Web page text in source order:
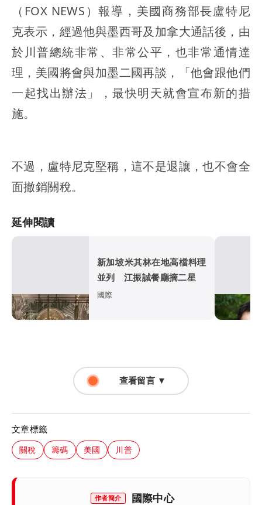
（FOX NEWS）報導，美國商務部長盧特尼
克表示，經過他與墨西哥及加拿大通話後，由
於川普總統非常、非常公平，也非常通情達
理，美國將會與加墨二國再談，「他會跟他們
一起找出辦法」，最快明天就會宣布新的措
施。
不過，盧特尼克堅稱，這不是退讓，也不會全
面撤銷關稅。
延伸閱讀
新加坡米其林在地高檔料理
並列 江振誠餐廳摘二星
國際
查看留言 ▼
文章標籤
關稅 籌碼 美國 川普
作者簡介 國際中心